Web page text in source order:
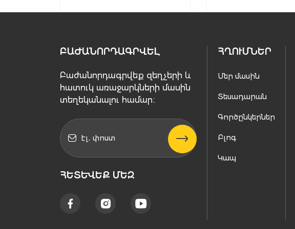
ԲԱԺԱՆՈՐԴԱԳՐՎԵԼ
Բաժանորդագրվեք զեղչերի և
հատուկ առաջարկների մասին
տեղեկանալու համար։
ՀԵՏԵՒԵՔ ՄԵԶ
ՀՂՈՒՄՆԵՐ
Մեր մասին
Տեսադարան
Գործընկերներ
Բլոգ
Կապ